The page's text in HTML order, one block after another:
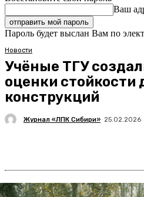
Ваш
Пароль будет выслан Вам по
Новости
Учёные ТГУ
оценки
конструкций
Журнал «ЛПК Сибири» 25.02.2026